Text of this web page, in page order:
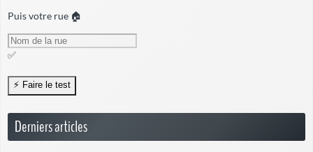
Puis votre rue 🏠
✅
Derniers articles